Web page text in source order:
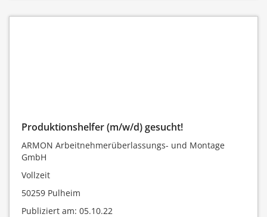
Produktionshelfer (m/w/d) gesucht!
ARMON Arbeitnehmerüberlassungs- und Montage
GmbH
Vollzeit
50259 Pulheim
Publiziert am: 05.10.22